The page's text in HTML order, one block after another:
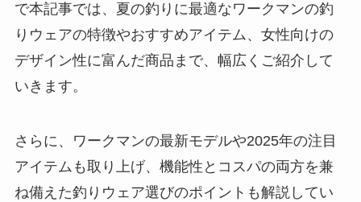
で本記事では、夏の釣りに最適なワークマンの釣
りウェアの特徴やおすすめアイテム、女性向けの
デザイン性に富んだ商品まで、幅広くご紹介して
いきます。
さらに、ワークマンの最新モデルや2025年の注目
アイテムも取り上げ、機能性とコスパの両方を兼
ね備えた釣りウェア選びのポイントも解説してい